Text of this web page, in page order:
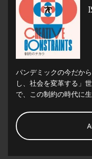
パンデミックの今だか
し、社会を変革する」
で、この制約の時代に